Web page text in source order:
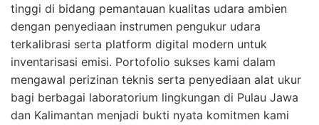
tinggi di bidang pemantauan kualitas udara ambien
dengan penyediaan instrumen pengukur udara
terkalibrasi serta platform digital modern untuk
inventarisasi emisi. Portofolio sukses kami dalam
mengawal perizinan teknis serta penyediaan alat ukur
bagi berbagai laboratorium lingkungan di Pulau Jawa
dan Kalimantan menjadi bukti nyata komitmen kami